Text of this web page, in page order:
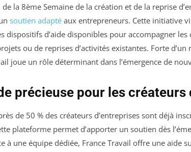
de la 8ème Semaine de la création et de la reprise
soutien adapté aux entrepreneurs. Cette initiative
dispositifs d’aide disponibles pour accompagner les
ou de reprises d’activités existantes. Forte
joue un rôle déterminant dans l’émergence de
précieuse pour les créateurs
de 50 % des créateurs d’entreprises sont déjà
plateforme permet d’apporter un soutien dès
à une équipe dédiée, France Travail offre une aide